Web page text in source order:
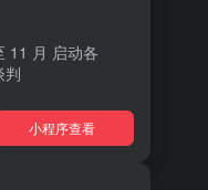
11 月 启动各
判
达” 标签 履约
小程序查看